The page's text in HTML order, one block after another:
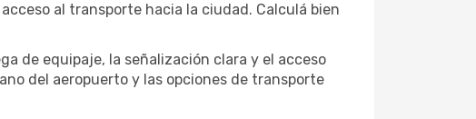
al transporte hacia la ciudad. Calculá bien
de equipaje, la señalización clara y el acceso
del aeropuerto y las opciones de transporte